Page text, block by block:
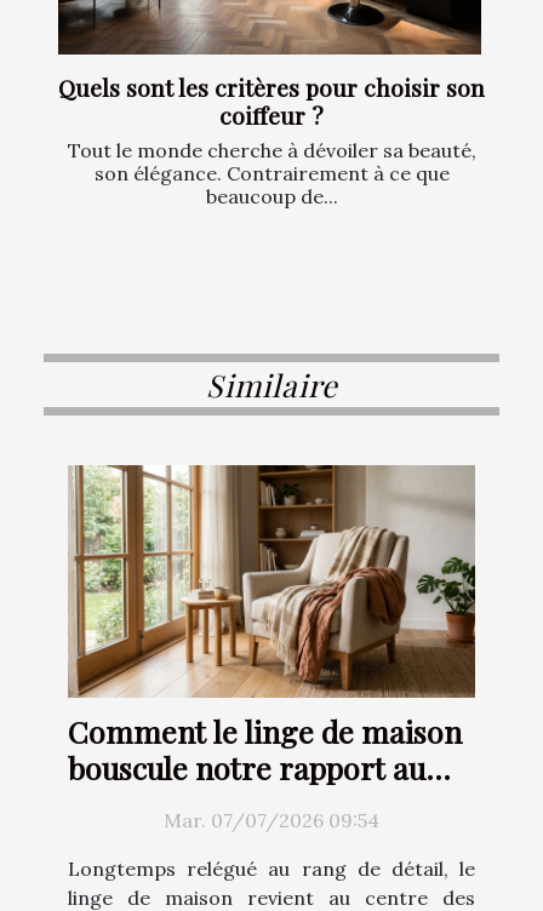
Quels sont les critères pour choisir son
coiffeur ?
Tout le monde cherche à dévoiler sa beauté,
son élégance. Contrairement à ce que
beaucoup de...
Similaire
Comment le linge de maison
bouscule notre rapport au
Mar. 07/07/2026 09:54
Longtemps relégué au rang de détail, le
linge de maison revient au centre des